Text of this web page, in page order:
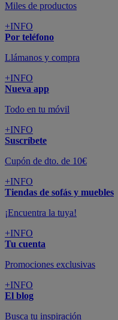
Miles de productos
+INFO
Por teléfono
Llámanos y compra
+INFO
Nueva app
Todo en tu móvil
+INFO
Suscríbete
Cupón de dto. de 10€
+INFO
Tiendas de sofás y muebles
¡Encuentra la tuya!
+INFO
Tu cuenta
Promociones exclusivas
+INFO
El blog
Busca tu inspiración